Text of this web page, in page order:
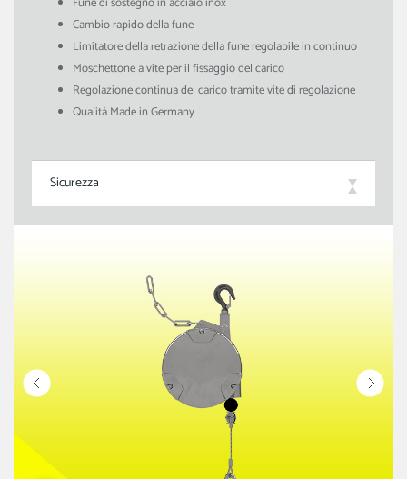
Cambio rapido della fune
Limitatore della retrazione della fune regolabile in continuo
Moschettone a vite per il fissaggio del carico
Regolazione continua del carico tramite vite di regolazione
Qualità Made in Germany
Sicurezza